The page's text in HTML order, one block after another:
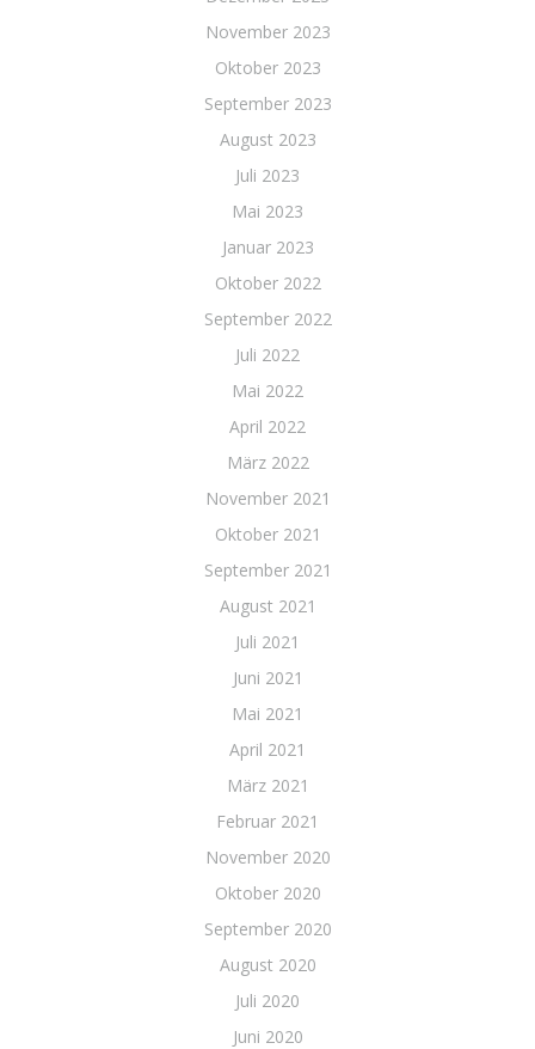
November 2023
Oktober 2023
September 2023
August 2023
Juli 2023
Mai 2023
Januar 2023
Oktober 2022
September 2022
Juli 2022
Mai 2022
April 2022
März 2022
November 2021
Oktober 2021
September 2021
August 2021
Juli 2021
Juni 2021
Mai 2021
April 2021
März 2021
Februar 2021
November 2020
Oktober 2020
September 2020
August 2020
Juli 2020
Juni 2020